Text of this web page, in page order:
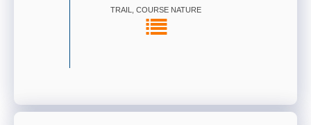
TRAIL, COURSE NATURE